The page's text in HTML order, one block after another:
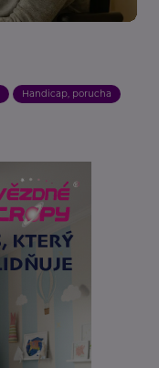
Handicap, porucha